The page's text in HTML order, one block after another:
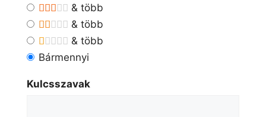
& több
& több
& több
Bármennyi
Kulcsszavak